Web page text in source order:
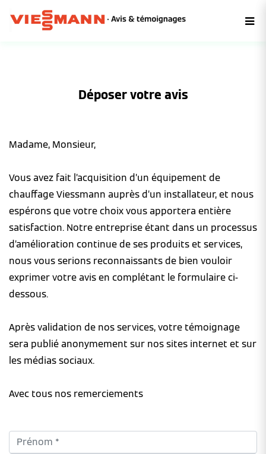
Déposer votre avis
Madame, Monsieur,
Vous avez fait l’acquisition d’un équipement de
chauffage Viessmann auprès d’un installateur, et nous
espérons que votre choix vous apportera entière
satisfaction. Notre entreprise étant dans un processus
d’amélioration continue de ses produits et services,
nous vous serions reconnaissants de bien vouloir
exprimer votre avis en complétant le formulaire ci-
dessous.
Après validation de nos services, votre témoignage
sera publié anonymement sur nos sites internet et sur
les médias sociaux.
Avec tous nos remerciements
Prénom *: